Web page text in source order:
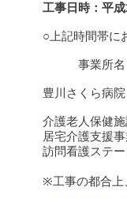
工事日時：平
○上記時間帯に
事業
豊川さく
介護老人保
居宅介護支
訪問看護ステ
※工事の都合上